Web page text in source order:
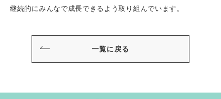
継続的にみんなで成長できるよう取り組んでいます。
一覧に戻る